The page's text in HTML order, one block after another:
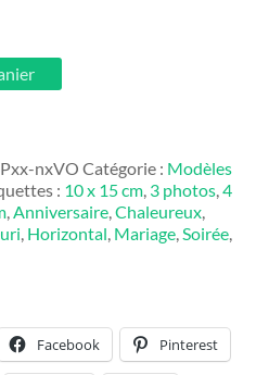
nxVO Catégorie : Modèles
: 10 x 15 cm, 3 photos,4
,Anniversaire,Chaleureux,
, Horizontal, Mariage,Soirée,
Facebook Pinterest